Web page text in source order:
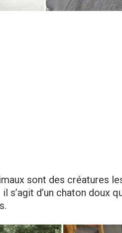
sont des créatures
s’agit d’un chaton doux